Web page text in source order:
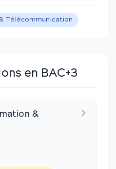
Télécommunication
en BAC+3
&